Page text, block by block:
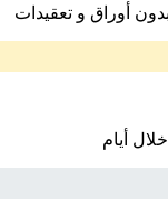
أوراق و تعقيدات
أيام